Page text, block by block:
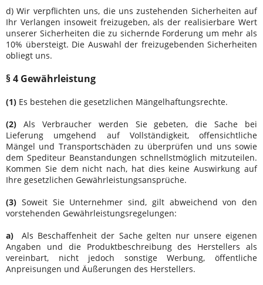
d) Wir verpflichten uns, die uns zustehenden Sicherheiten auf
Ihr Verlangen insoweit freizugeben, als der realisierbare Wert
unserer Sicherheiten die zu sichernde Forderung um mehr als
10% übersteigt. Die Auswahl der freizugebenden Sicherheiten
obliegt uns.
§ 4 Gewährleistung
(1) Es bestehen die gesetzlichen Mängelhaftungsrechte.
(2) Als Verbraucher werden Sie gebeten, die Sache bei
Lieferung umgehend auf Vollständigkeit, offensichtliche
Mängel und Transportschäden zu überprüfen und uns sowie
dem Spediteur Beanstandungen schnellstmöglich mitzuteilen.
Kommen Sie dem nicht nach, hat dies keine Auswirkung auf
Ihre gesetzlichen Gewährleistungsansprüche.
(3) Soweit Sie Unternehmer sind, gilt abweichend von den
vorstehenden Gewährleistungsregelungen:
a)Als Beschaffenheit der Sache gelten nur unsere eigenen
Angaben und die Produktbeschreibung des Herstellers als
vereinbart, nicht jedoch sonstige Werbung, öffentliche
Anpreisungen und Äußerungen des Herstellers.